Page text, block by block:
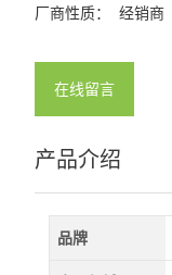
深紫外LED
厂商性质：
经销商
在线留言
产品介绍
品牌